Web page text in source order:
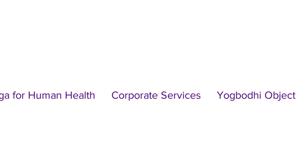
for Human Health Corporate Services Yogbodhi Object